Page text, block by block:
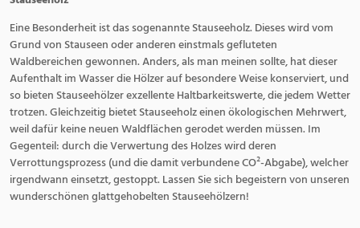
Eine Besonderheit ist das sogenannte Stauseeholz. Dieses wird vom
Grund von Stauseen oder anderen einstmals gefluteten
Waldbereichen gewonnen. Anders, als man meinen sollte, hat dieser
Aufenthalt im Wasser die Hölzer auf besondere Weise konserviert, und
so bieten Stauseehölzer exzellente Haltbarkeitswerte, die jedem Wetter
trotzen. Gleichzeitig bietet Stauseeholz einen ökologischen Mehrwert,
weil dafür keine neuen Waldflächen gerodet werden müssen. Im
Gegenteil: durch die Verwertung des Holzes wird deren
Verrottungsprozess (und die damit verbundene CO²-Abgabe), welcher
irgendwann einsetzt, gestoppt. Lassen Sie sich begeistern von unseren
wunderschönen glattgehobelten Stauseehölzern!